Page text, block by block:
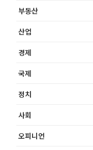
부동산
산업
경제
국제
정치
사회
오피니언